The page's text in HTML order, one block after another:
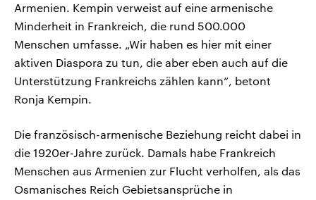
Armenien. Kempin verweist auf eine armenische
Minderheit in Frankreich, die rund 500.000
Menschen umfasse. „Wir haben es hier mit einer
aktiven Diaspora zu tun, die aber eben auch auf die
Unterstützung Frankreichs zählen kann“, betont
Ronja Kempin.
Die französisch-armenische Beziehung reicht dabei in
die 1920er-Jahre zurück. Damals habe Frankreich
Menschen aus Armenien zur Flucht verholfen, als das
Osmanisches Reich Gebietsansprüche in